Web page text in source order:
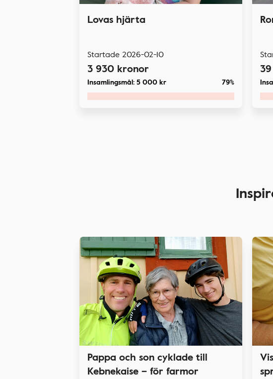
Lovas hjärta
Startade 2026-02-10
3 930 kronor
Insamlingsmål: 5 000 kr 79%
Pappa och son cyklade till
Kebnekaise – för farmor